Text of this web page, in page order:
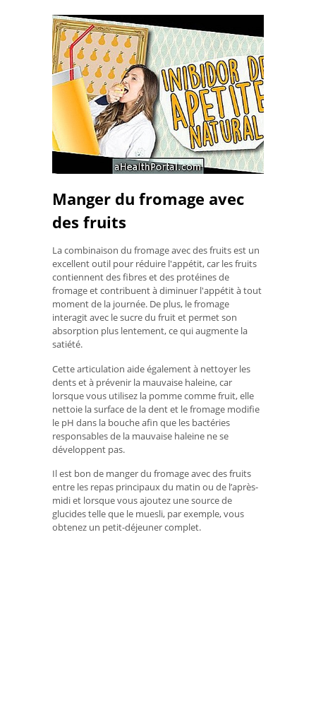
Manger du fromage avec
des fruits
La combinaison du fromage avec des fruits est un
excellent outil pour réduire l'appétit, car les fruits
contiennent des fibres et des protéines de
fromage et contribuent à diminuer l'appétit à tout
moment de la journée. De plus, le fromage
interagit avec le sucre du fruit et permet son
absorption plus lentement, ce qui augmente la
satiété.
Cette articulation aide également à nettoyer les
dents et à prévenir la mauvaise haleine, car
lorsque vous utilisez la pomme comme fruit, elle
nettoie la surface de la dent et le fromage modifie
le pH dans la bouche afin que les bactéries
responsables de la mauvaise haleine ne se
développent pas.
Il est bon de manger du fromage avec des fruits
entre les repas principaux du matin ou de l’après-
midi et lorsque vous ajoutez une source de
glucides telle que le muesli, par exemple, vous
obtenez un petit-déjeuner complet.